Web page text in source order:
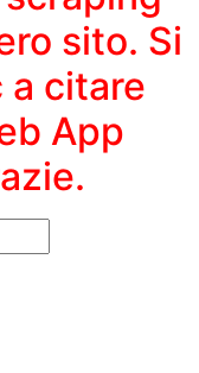
sito. Si
a citare
App